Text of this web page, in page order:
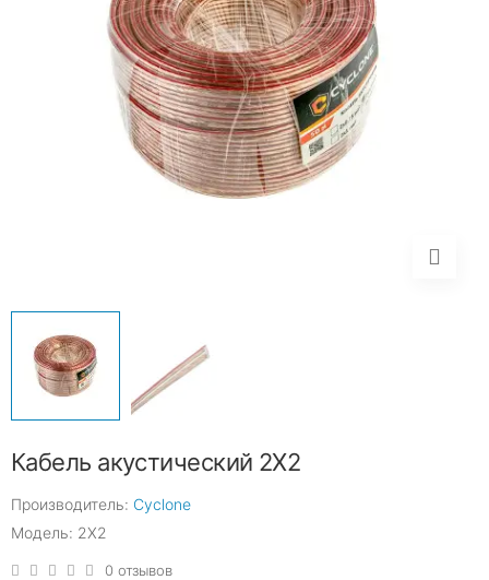
Кабель акустический 2X2
Производитель: Cyclone
Модель: 2X2
0 отзывов